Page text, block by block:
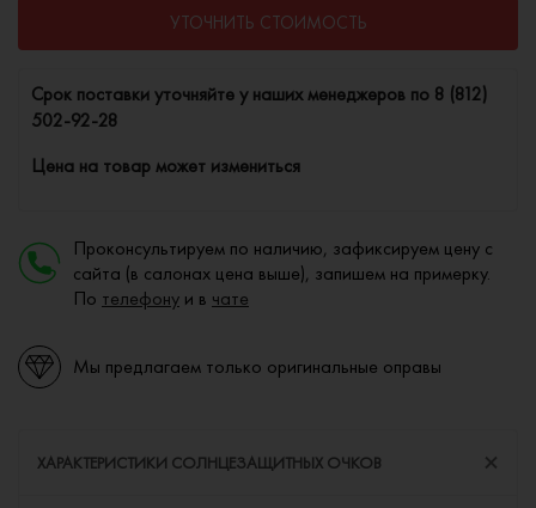
УТОЧНИТЬ СТОИМОСТЬ
Cрок поставки уточняйте у наших менеджеров по 8 (812)
502-92-28
Цена на товар может измениться
Проконсультируем по наличию, зафиксируем цену с
сайта (в салонах цена выше), запишем на примерку.
По телефону и в чате
Мы предлагаем только оригинальные оправы
ХАРАКТЕРИСТИКИ СОЛНЦЕЗАЩИТНЫХ ОЧКОВ